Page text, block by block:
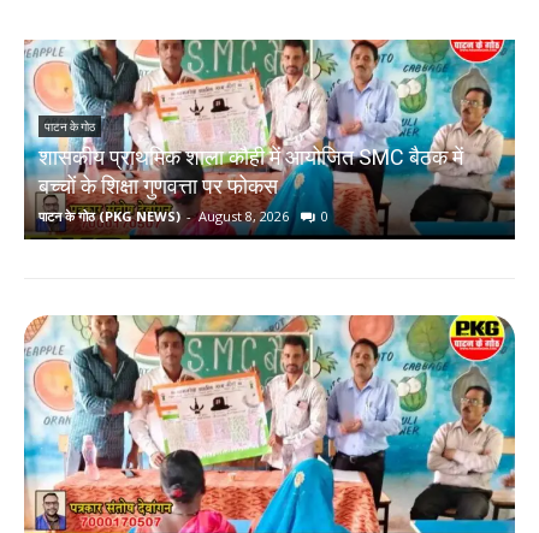
पाटन के गोठ
शासकीय प्राथमिक शाला कौही में आयोजित SMC बैठक में
बच्चों के शिक्षा गुणवत्ता पर फोकस
पाटन के गोठ (PKG NEWS) - August 8, 2026 0